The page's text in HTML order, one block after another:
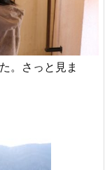
。さっと見ま